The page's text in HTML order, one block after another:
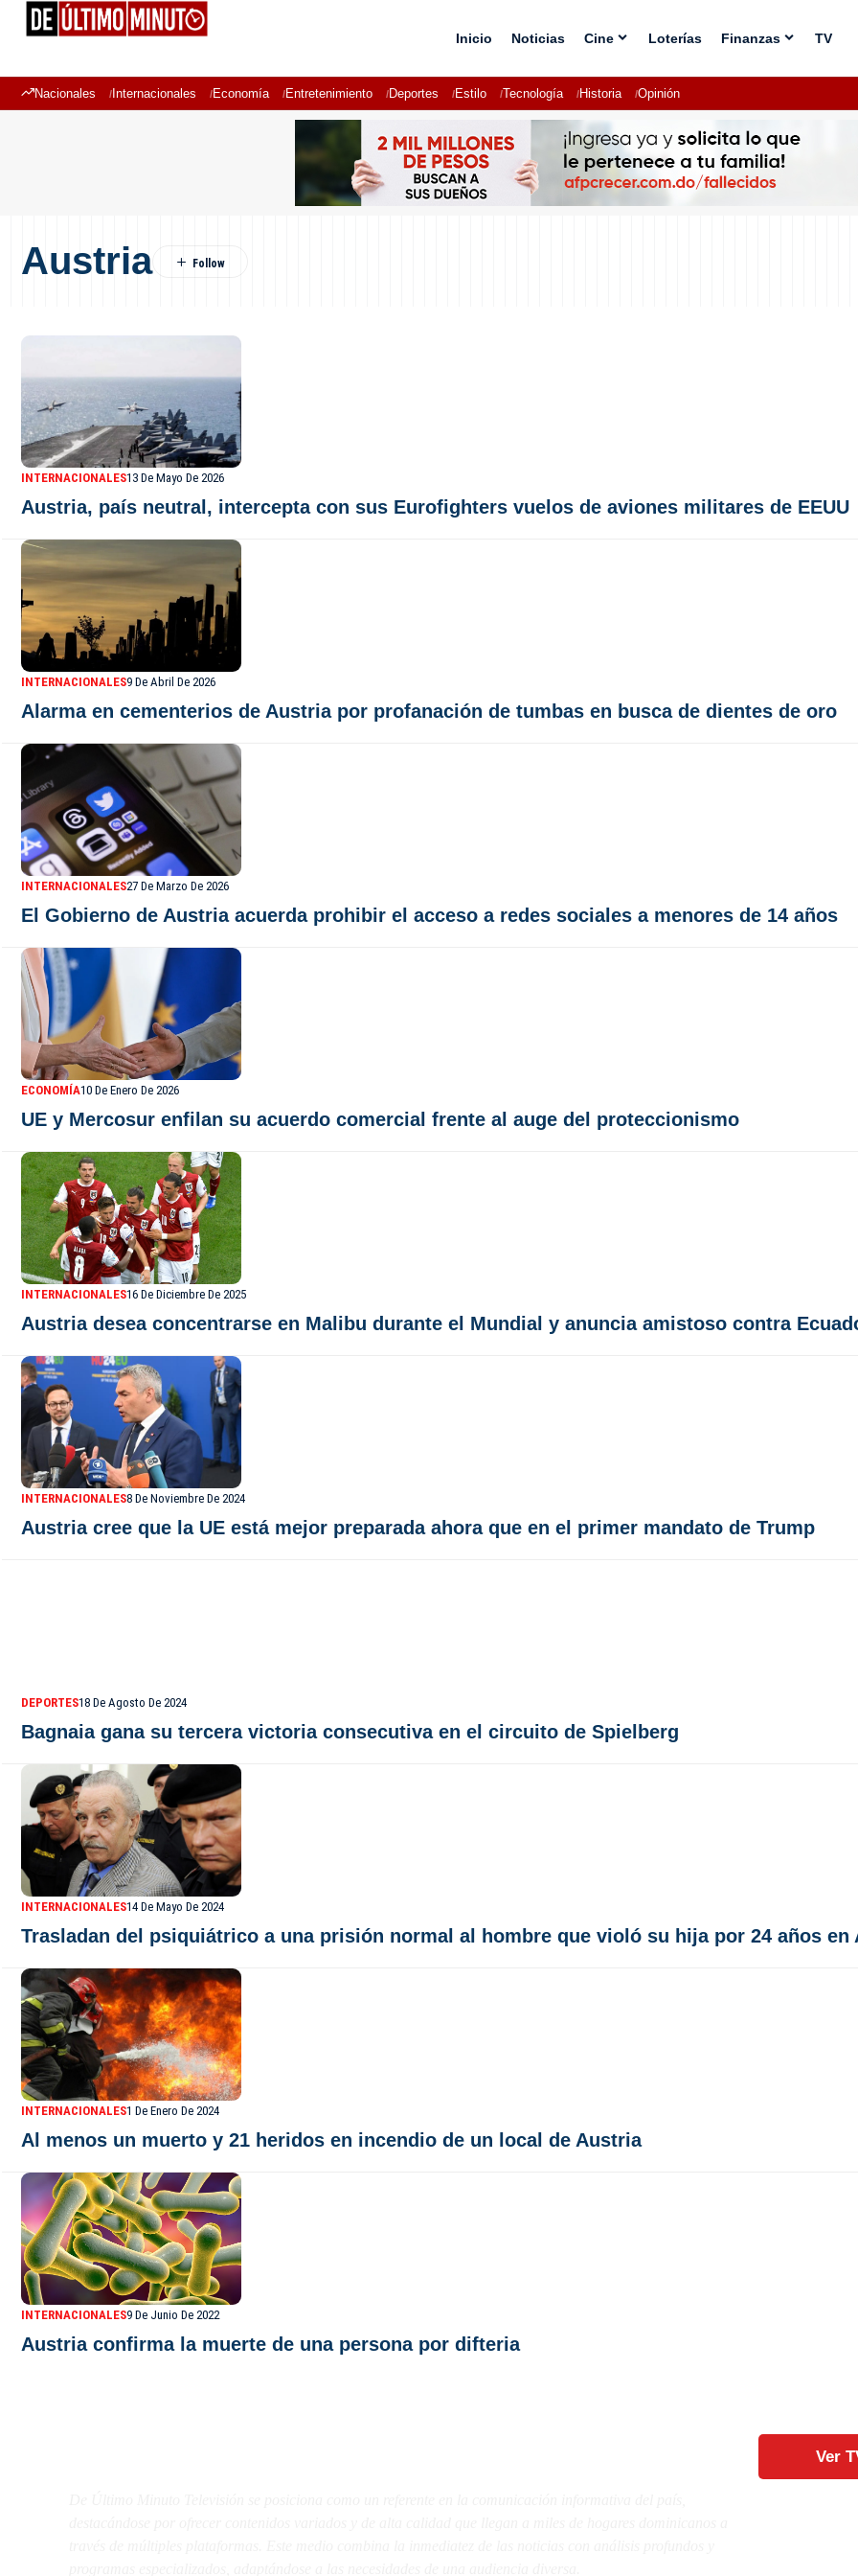
Inicio Noticias Cine Loterías Finanzas TV
Nacionales Internacionales Economía Entretenimiento Deportes Estilo Tecnología Historia Opinión
Austria
INTERNACIONALES13 De Mayo De 2026
Austria, país neutral, intercepta con sus Eurofighters vuelos de aviones militares de EEUU
INTERNACIONALES9 De Abril De 2026
Alarma en cementerios de Austria por profanación de tumbas en busca de dientes de oro
INTERNACIONALES27 De Marzo De 2026
El Gobierno de Austria acuerda prohibir el acceso a redes sociales a menores de 14 años
ECONOMÍA10 De Enero De 2026
UE y Mercosur enfilan su acuerdo comercial frente al auge del proteccionismo
INTERNACIONALES16 De Diciembre De 2025
Austria desea concentrarse en Malibu durante el Mundial y anuncia amistoso contra
INTERNACIONALES8 De Noviembre De 2024
Austria cree que la UE está mejor preparada ahora que en el primer mandato de Trump
DEPORTES18 De Agosto De 2024
Bagnaia gana su tercera victoria consecutiva en el circuito de Spielberg
INTERNACIONALES14 De Mayo De 2024
Trasladan del psiquiátrico a una prisión normal al hombre que violó su hija por 24 años en
INTERNACIONALES1 De Enero De 2024
Al menos un muerto y 21 heridos en incendio de un local de Austria
INTERNACIONALES9 De Junio De 2022
Austria confirma la muerte de una persona por difteria
Ver